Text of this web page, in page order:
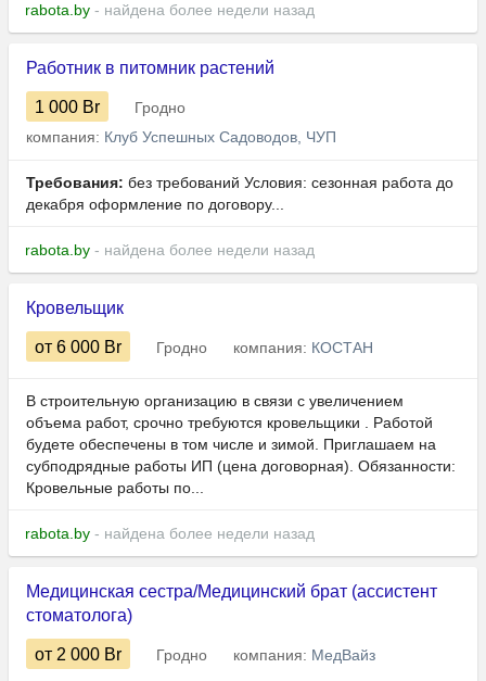
rabota.by - найдена более недели назад
Работник в питомник растений
1 000 Br
Гродно
компания: Клуб Успешных Садоводов, ЧУП
Требования: без требований Условия: сезонная работа до
декабря оформление по договору...
rabota.by - найдена более недели назад
Кровельщик
от 6 000 Br Гродно компания: КОСТАН
В строительную организацию в связи с увеличением
объема работ, срочно требуются кровельщики . Работой
будете обеспечены в том числе и зимой. Приглашаем на
субподрядные работы ИП (цена договорная). Обязанности:
Кровельные работы по...
rabota.by - найдена более недели назад
Медицинская сестра/Медицинский брат (ассистент
стоматолога)
от 2 000 Br Гродно компания: МедВайз